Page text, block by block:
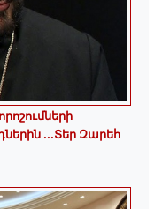
...Տեր Զարեհ